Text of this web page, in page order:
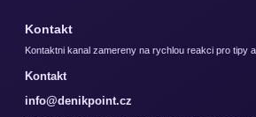
Kontakt
Kontaktni kanal zamereny na rychlou reakci pro tipy
Kontakt
info@denikpoint.cz